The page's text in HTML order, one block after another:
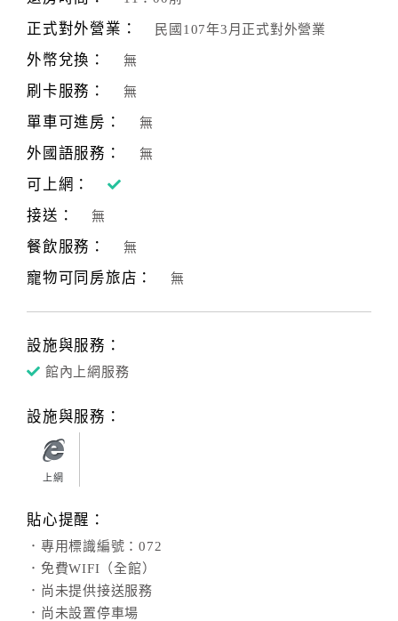
作
提
案
飯
合
作
廠
合
作
伴
商
品
宣
傳
正式對外營業： 民國107年3月正式對外營業
外幣兌換： 無
刷卡服務： 無
單車可進房： 無
外國語服務： 無
可上網：
接送：
無
餐飲服務： 無
寵物可同房旅店： 無
設施與服務：
館內上網服務
設施與服務：
上網
貼心提醒：
．專用標識編號：072
．免費WIFI（全館）
．尚未提供接送服務
．尚未設置停車場